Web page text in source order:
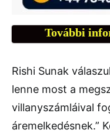
További
Rishi Sunak
lenne most a
villanyszámláival
áremelkedésnek.”